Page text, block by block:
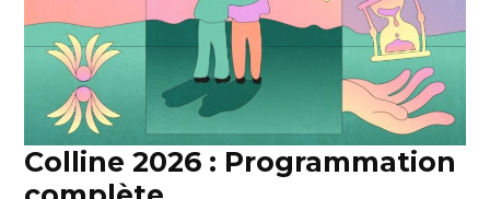
Colline 2026 : Programmation